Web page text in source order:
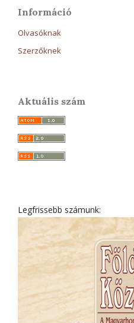
Információ
Olvasóknak
Szerzőknek
Aktuális szám
Legfrissebb számunk: